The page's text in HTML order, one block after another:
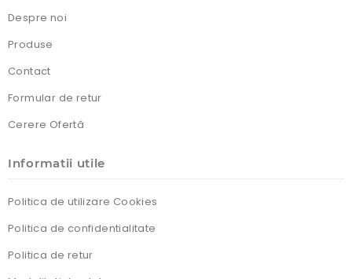
Despre noi
Produse
Contact
Formular de retur
Cerere Ofertă
Informatii utile
Politica de utilizare Cookies
Politica de confidentialitate
Politica de retur